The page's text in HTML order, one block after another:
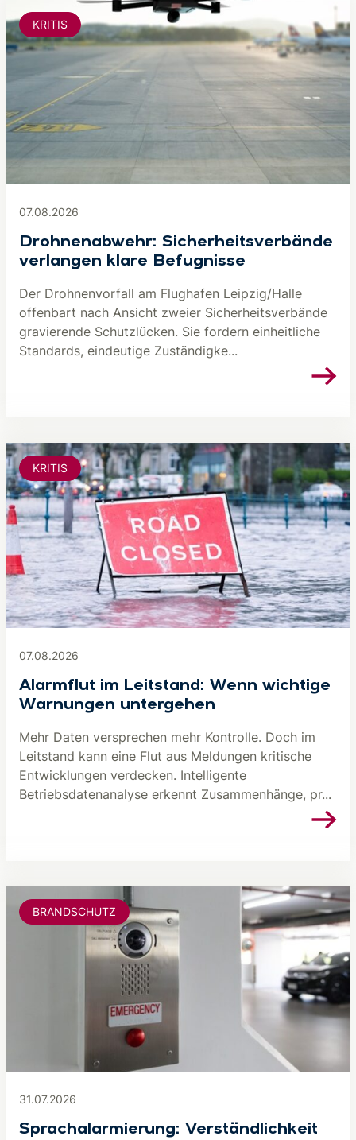
07.08.2026
Drohnenabwehr: Sicherheitsverbände
verlangen klare Befugnisse
Der Drohnenvorfall am Flughafen Leipzig/Halle
offenbart nach Ansicht zweier Sicherheitsverbände
gravierende Schutzlücken. Sie fordern einheitliche
Standards, eindeutige Zuständigke...
KRITIS
07.08.2026
Alarmflut im Leitstand: Wenn wichtige
Warnungen untergehen
Mehr Daten versprechen mehr Kontrolle. Doch im
Leitstand kann eine Flut aus Meldungen kritische
Entwicklungen verdecken. Intelligente
Betriebsdatenanalyse erkennt Zusammenhänge, pr...
KRITIS
31.07.2026
Sprachalarmierung: Verständlichkeit
BRANDSCHUTZ